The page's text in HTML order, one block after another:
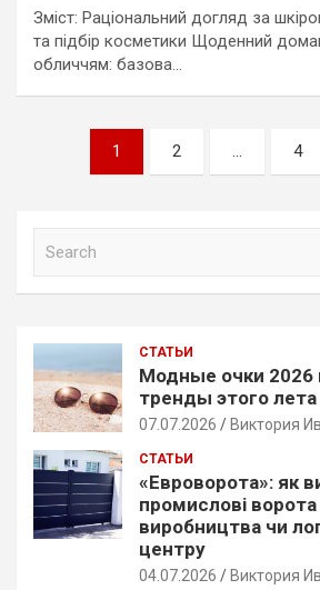
Зміст: Раціональний догляд за
та підбір косметики Щоденний
обличчям: базова…
Навигация
1 2 4
СТАТЬИ
Модные очки 2026
тренды этого лета
07.07.2026 Виктория
СТАТЬИ
«Евроворота»: як
промислові
виробництва чи
центру
04.07.2026 Виктория